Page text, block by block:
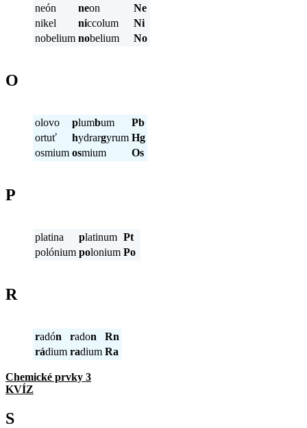
neón
neon
Ne
nikel
niccolum
Ni
nobelium nobelium No
O
olovo plumbum
Pb
ortuť
hydrargyrum Hg
osmium osmium Os
P
platina platinum Pt
polónium polonium Po
R
radón radon
Rn
rádium radium Ra
Chemické prvky 3
KVÍZ
S